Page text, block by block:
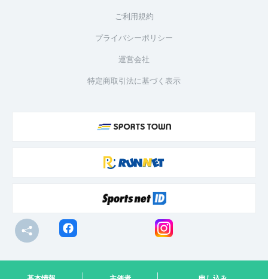
ご利用規約
プライバシーポリシー
運営会社
特定商取引法に基づく表示